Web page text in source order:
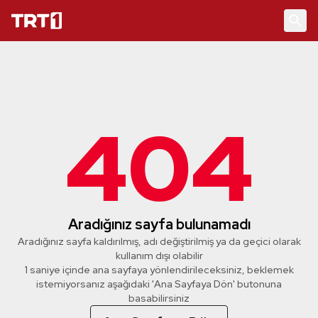
404
Aradığınız sayfa bulunamadı
Aradığınız sayfa kaldırılmış, adı değiştirilmiş ya da geçici olarak
kullanım dışı olabilir
1 saniye içinde ana sayfaya yönlendirileceksiniz, beklemek
istemiyorsanız aşağıdaki 'Ana Sayfaya Dön' butonuna
basabilirsiniz